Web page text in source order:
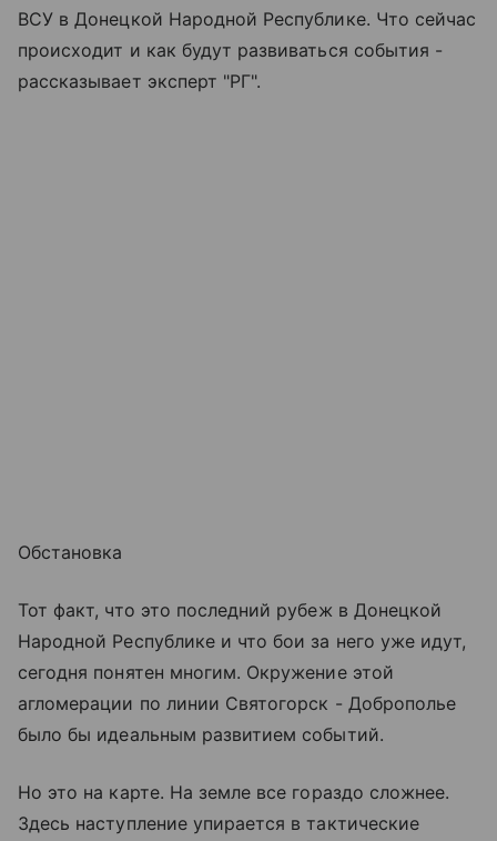
ВСУ в Донецкой Народной Республике. Что сейчас
происходит и как будут развиваться события -
рассказывает эксперт "РГ".
Обстановка
Тот факт, что это последний рубеж в Донецкой
Народной Республике и что бои за него уже идут,
сегодня понятен многим. Окружение этой
агломерации по линии Святогорск - Доброполье
было бы идеальным развитием событий.
Но это на карте. На земле все гораздо сложнее.
Здесь наступление упирается в тактические